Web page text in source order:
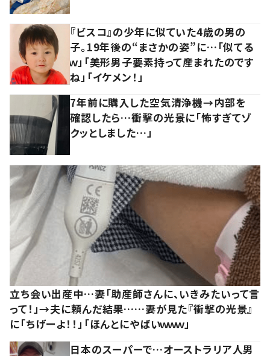
『ビスコ』の少年に似ていた4歳の男の
子。19年後の“まさかの姿”に…「似てる
ｗ」「美形男子要素持って産まれたのです
ね」「イケメン！」
7年前に購入した空気清浄機→内部を
確認したら…衝撃の光景に「怖すぎてゾ
クッとしました…」
立ち会い出産中…妻「助産師さんに、いきみたいって言
って！」→夫に頼んだ結果……妻が見た『衝撃の光景』
に「ちげーよ！！」「ほんとにやばいｗｗｗ」
日本のスーパーで…オーストラリア人男